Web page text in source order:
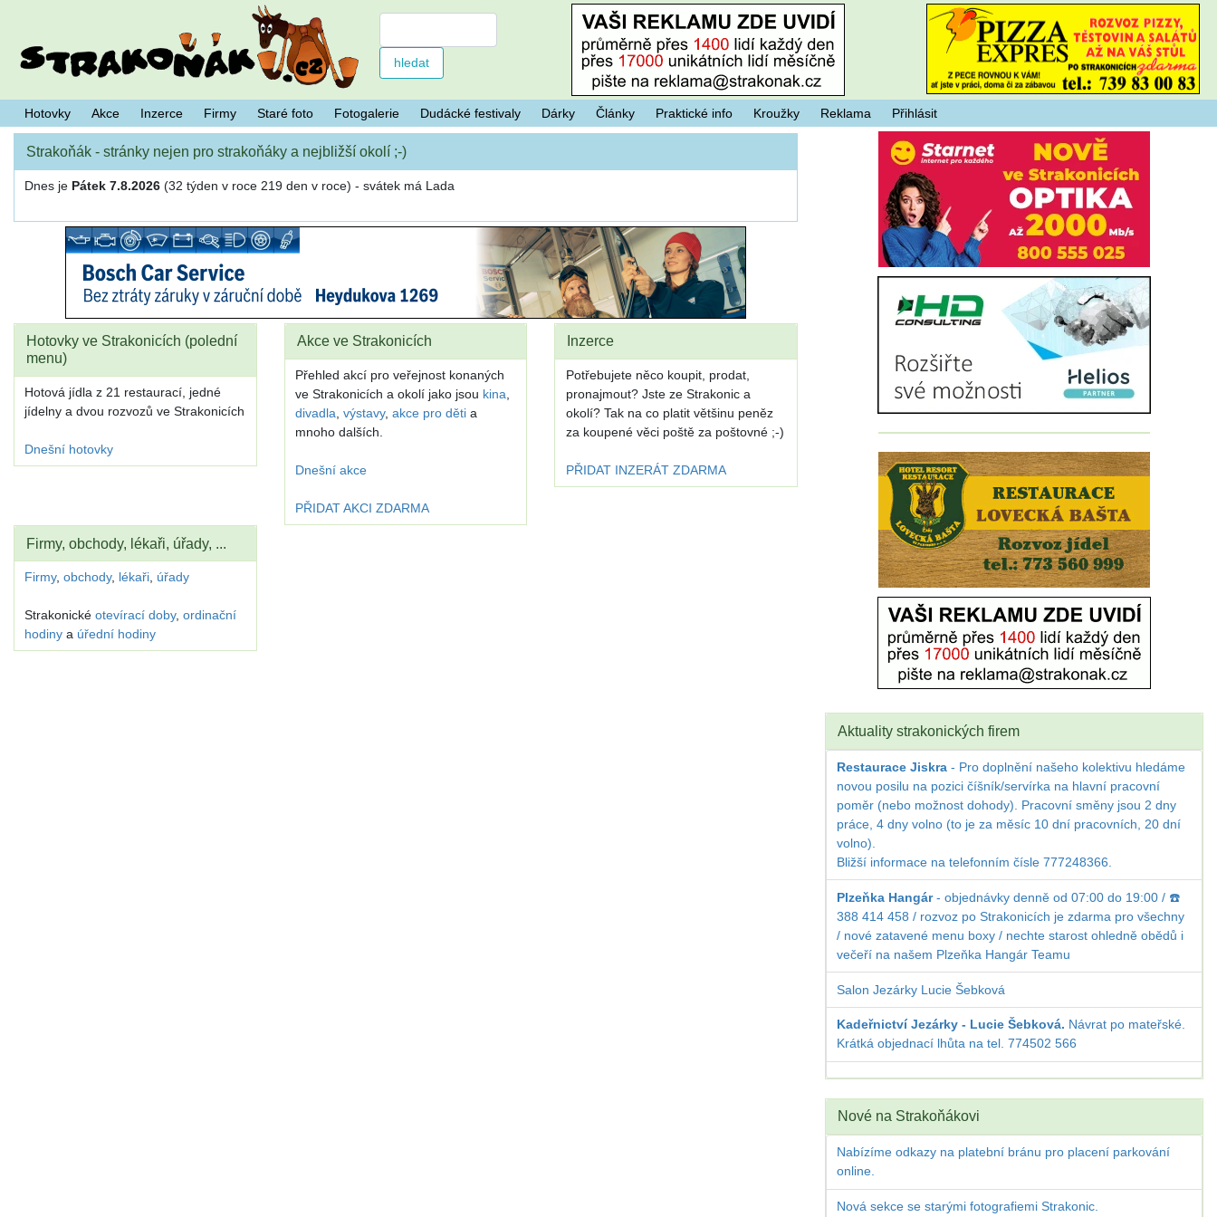
Hotovky Akce Inzerce Firmy Staré foto Fotogalerie Dudácké festivaly Dárky Články Praktické info Kroužky Reklama Přihlásit
Strakoňák - stránky nejen pro strakoňáky a nejbližší okolí ;-)
Dnes je Pátek 7.8.2026 (32 týden v roce 219 den v roce) - svátek má Lada
Hotovky ve Strakonicích (polední
menu)
Hotová jídla z 21 restaurací, jedné
jídelny a dvou rozvozů ve Strakonicích
Dnešní hotovky
Akce ve Strakonicích
Přehled akcí pro veřejnost konaných
ve Strakonicích a okolí jako jsou kina
divadla výstavy, akce pro dětia
mnoho dalších.
Dnešní akce
PŘIDAT AKCI ZDARMA
Inzerce
Potřebujete něco koupit, prodat,
pronajmout? Jste ze Strakonic a
okolí? Tak na co platit většinu peněz
za koupené věci poště za poštovné ;-)
PŘIDAT INZERÁT ZDARMA
Firmy, obchody, lékaři, úřady, ...
Firmy,obchody, lékaři, úřady
Strakonickéotevírací doby,ordinační
hodiny a úřední hodiny
Aktuality strakonických firem
Restaurace Jiskra - Pro doplnění našeho kolektivu hledáme
novou posilu na pozici číšník/servírka na hlavní pracovní
poměr (nebo možnost dohody). Pracovní směny jsou 2 dny
práce, 4 dny volno (to je za měsíc 10 dní pracovních, 20 dní
volno).
Bližší informace na telefonním čísle 777248366.
Plzeňka Hangár- objednávky denně od 07:00 do 19:00 / ☎️
388 414 458 / rozvoz po Strakonicích je zdarma pro všechny
/ nové zatavené menu boxy / nechte starost ohledně obědů i
večeří na našem Plzeňka Hangár Teamu
Salon Jezárky Lucie Šebková
Kadeřnictví Jezárky - Lucie Šebková. Návrat po mateřské.
Krátká objednací lhůta na tel. 774502 566
Nové na Strakoňákovi
Nabízíme odkazy na platební bránu pro placení parkování
online.
Nová sekce se starými fotografiemi Strakonic.